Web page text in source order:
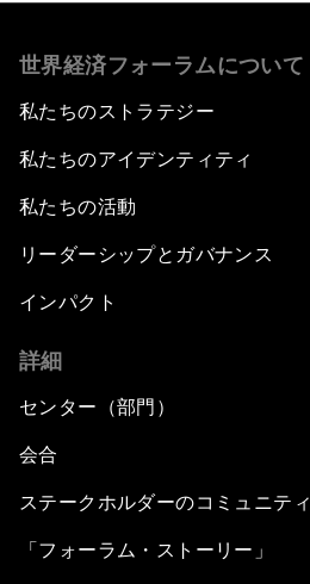
世界経済フォーラムについて
私たちのストラテジー
私たちのアイデンティティ
私たちの活動
リーダーシップとガバナンス
インパクト
詳細
センター（部門）
会合
ステークホルダーのコミュニティ
「フォーラム・ストーリー」